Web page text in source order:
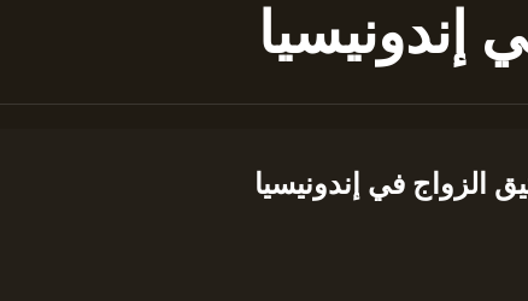
إندونيسيا
الزواج في إندونيسيا